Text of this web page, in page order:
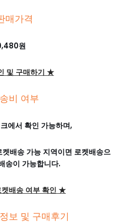
매가격
원
및 구매하기 ★
비 여부
에서 확인 가능하며,
배송 가능 지역이면 로켓배송으
송이 가능합니다.
배송 여부 확인 ★
보 및 구매후기